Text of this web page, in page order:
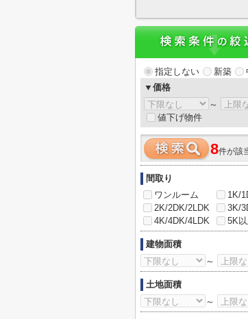
指定しない 新築
▼価格
～
値下げ物件
8件が該
間取り
ワンルーム
1K/
2K/2DK/2LDK
3K/
4K/4DK/4LDK
5K
建物面積
～
土地面積
～